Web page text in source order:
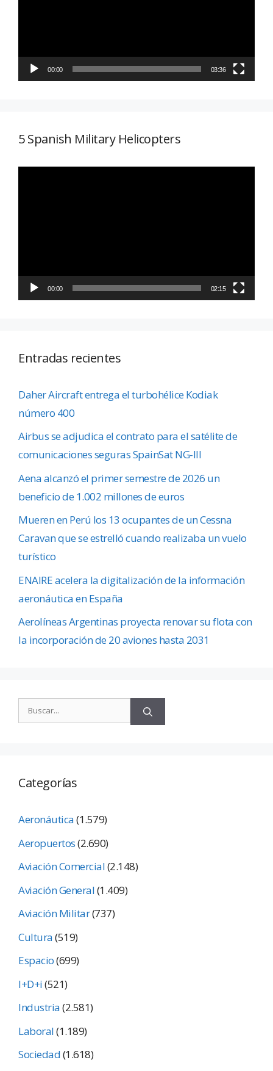
00:00 03:36
5 Spanish Military Helicopters
00:00 02:15
Entradas recientes
Daher Aircraft entrega el turbohélice Kodiak
número 400
Airbus se adjudica el contrato para el satélite de
comunicaciones seguras SpainSat NG-III
Aena alcanzó el primer semestre de 2026 un
beneficio de 1.002 millones de euros
Mueren en Perú los 13 ocupantes de un Cessna
Caravan que se estrelló cuando realizaba un vuelo
turístico
ENAIRE acelera la digitalización de la información
aeronáutica en España
Aerolíneas Argentinas proyecta renovar su flota con
la incorporación de 20 aviones hasta 2031
Categorías
Aeronáutica(1.579)
Aeropuertos(2.690)
Aviación Comercial(2.148)
Aviación General(1.409)
Aviación Militar(737)
Cultura(519)
Espacio(699)
I+D+i(521)
Industria(2.581)
Laboral(1.189)
Sociedad(1.618)